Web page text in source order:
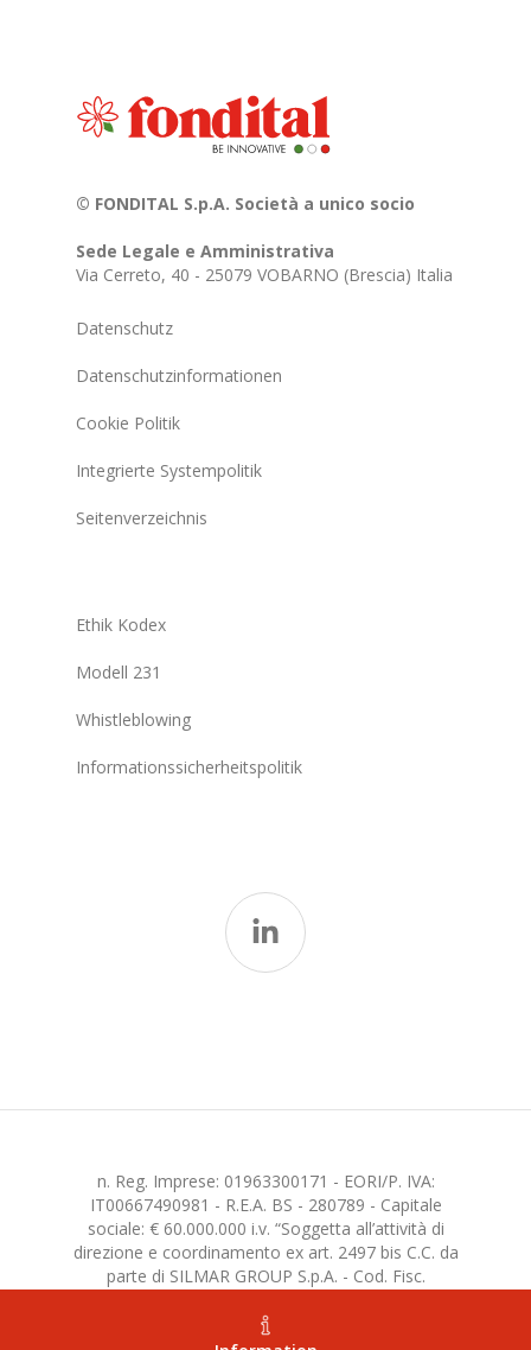
© FONDITAL S.p.A. Società a unico socio
Sede Legale e Amministrativa
Via Cerreto, 40 - 25079 VOBARNO (Brescia) Italia
Datenschutz
Datenschutzinformationen
Cookie Politik
Integrierte Systempolitik
Seitenverzeichnis
Ethik Kodex
Modell 231
Whistleblowing
Informationssicherheitspolitik
n. Reg. Imprese: 01963300171 - EORI/P. IVA:
IT00667490981 - R.E.A. BS - 280789 - Capitale
sociale: € 60.000.000 i.v. “Soggetta all’attività di
direzione e coordinamento ex art. 2497 bis C.C. da
parte di SILMAR GROUP S.p.A. - Cod. Fisc.